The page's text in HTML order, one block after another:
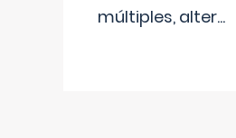
múltiples, alter...